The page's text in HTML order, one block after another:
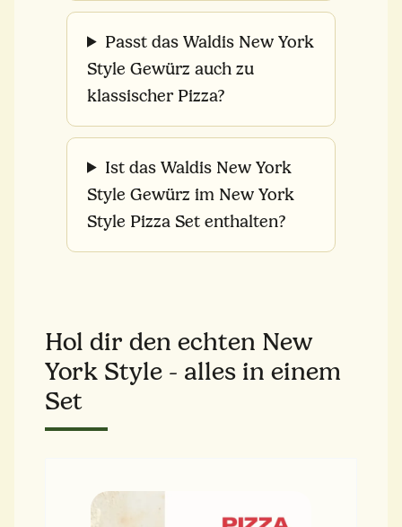
Passt das Waldis New York
Style Gewürz auch zu
klassischer Pizza?
Ist das Waldis New York
Style Gewürz im New York
Style Pizza Set enthalten?
Hol dir den echten New
York Style - alles in einem
Set